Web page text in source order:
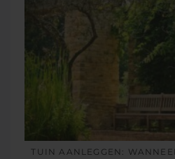
TUIN AANLEGGEN: